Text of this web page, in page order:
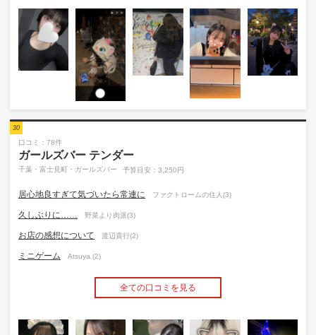
30
口コミ：78件
ガールズバー テンダー
千葉・富士見町・ガールズバー 予算目安：3,250円
居心地良すぎて気づいたら常連に ファクトロームの住人(3)
久しぶりに…… 野菜より肉派(3)
お店の感想について 渡辺貴行(2)
ミニゲーム Atsuya.(2)
全ての口コミを見る